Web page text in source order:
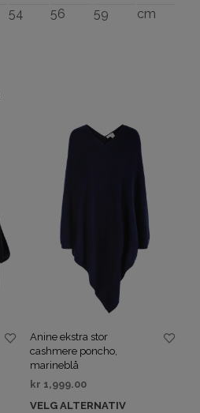
54 56 59 cm
Anine ekstra stor
cashmere poncho,
marineblå
kr 1,999.00
VELG ALTERNATIV